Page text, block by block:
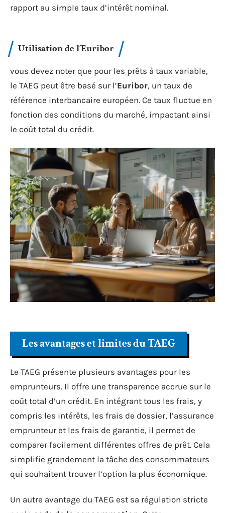
rapport au simple taux d’intérêt nominal.
Utilisation de l’Euribor
vous devez noter que pour les prêts à taux variable,
le TAEG peut être basé sur l’Euribor, un taux de
référence interbancaire européen. Ce taux fluctue en
fonction des conditions du marché, impactant ainsi
le coût total du crédit.
Les avantages et limites du TAEG
Le TAEG présente plusieurs avantages pour les
emprunteurs. Il offre une transparence accrue sur le
coût total d’un crédit. En intégrant tous les frais, y
compris les intérêts, les frais de dossier, l’assurance
emprunteur et les frais de garantie, il permet de
comparer facilement différentes offres de prêt. Cela
simplifie grandement la tâche des consommateurs
qui souhaitent trouver l’option la plus économique.
Un autre avantage du TAEG est sa régulation stricte